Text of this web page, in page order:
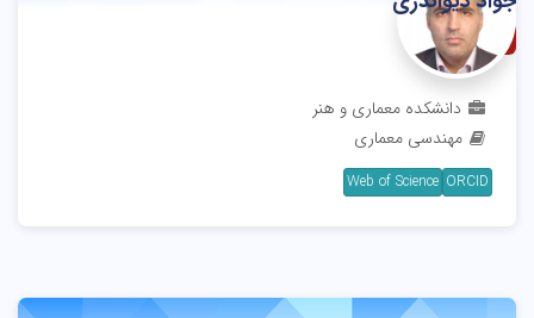
استادیار
دانشکده معماری و هنر
مهندسی معماری
ORCID
Web of Science